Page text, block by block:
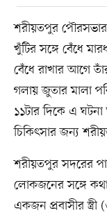
শরীয়তপুর পৌরসভার
খুঁটির সঙ্গে বেঁধে
বেঁধে রাখার আগে
গলায় জুতার মালা
১১টার দিকে এ
চিকিৎসার জন্য
শরীয়তপুর সদরের
লোকজনের সঙ্গে
একজন প্রবাসীর